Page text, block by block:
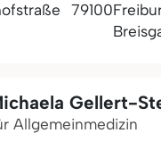
79100
Gellert-
Allgemeinmedizin